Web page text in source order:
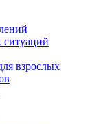
взрослых